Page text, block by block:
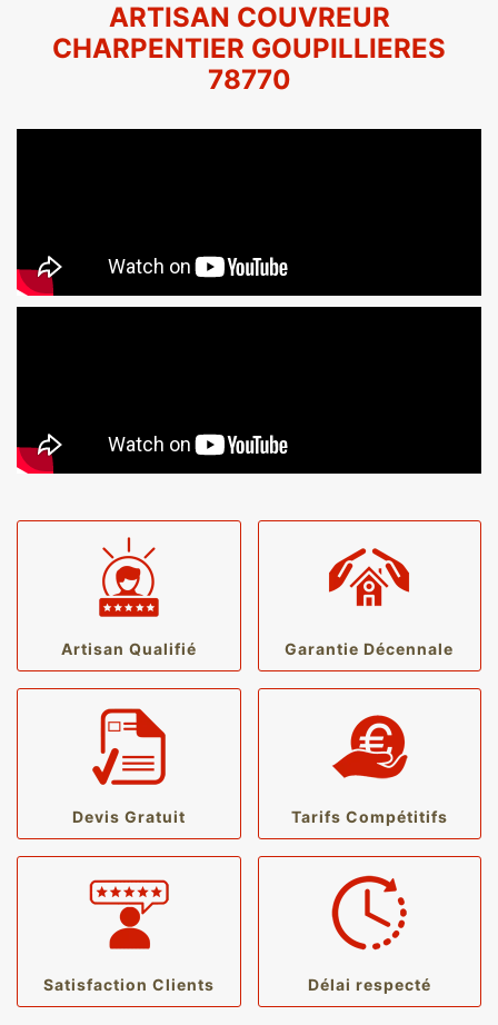
ARTISAN COUVREUR
CHARPENTIER GOUPILLIERES
78770
Artisan Qualifié Garantie Décennale
Devis Gratuit Tarifs Compétitifs
Satisfaction Clients Délai respecté